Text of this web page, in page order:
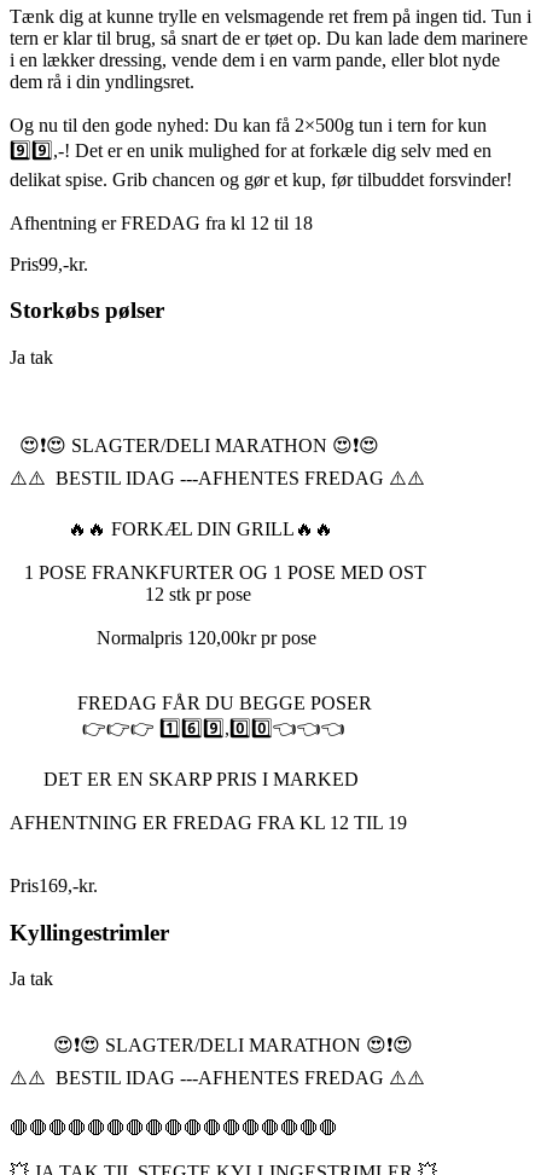
Tænk dig at kunne trylle en velsmagende ret frem på ingen tid. Tun i
tern er klar til brug, så snart de er tøet op. Du kan lade dem marinere
i en lækker dressing, vende dem i en varm pande, eller blot nyde
dem rå i din yndlingsret.
Og nu til den gode nyhed: Du kan få 2×500g tun i tern for kun
9️⃣9️⃣,-! Det er en unik mulighed for at forkæle dig selv med en
delikat spise. Grib chancen og gør et kup, før tilbuddet forsvinder!
Afhentning er FREDAG fra kl 12 til 18
Pris99,-kr.
Storkøbs pølser
Ja tak
😍❗️😍 SLAGTER/DELI MARATHON 😍❗️😍
⚠️⚠️ BESTIL IDAG ---AFHENTES FREDAG ⚠️⚠️
🔥🔥 FORKÆL DIN GRILL🔥🔥
1 POSE FRANKFURTER OG 1 POSE MED OST
12 stk pr pose
Normalpris 120,00kr pr pose
FREDAG FÅR DU BEGGE POSER
👉👉👉 1️⃣6️⃣9️⃣,0️⃣0️⃣👈👈👈
DET ER EN SKARP PRIS I MARKED
AFHENTNING ER FREDAG FRA KL 12 TIL 19
Pris169,-kr.
Kyllingestrimler
Ja tak
😍❗️😍 SLAGTER/DELI MARATHON 😍❗️😍
⚠️⚠️ BESTIL IDAG ---AFHENTES FREDAG ⚠️⚠️
🛑🛑🛑🛑🛑🛑🛑🛑🛑🛑🛑🛑🛑🛑🛑🛑🛑